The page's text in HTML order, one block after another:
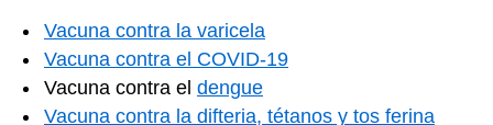
Vacuna contra la varicela
Vacuna contra el COVID-19
Vacuna contra el dengue
Vacuna contra la difteria, tétanos y tos ferina